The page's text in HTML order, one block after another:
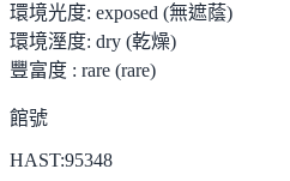
環境光度: exposed (無遮蔭)
環境溼度: dry (乾燥)
豐富度 : rare (rare)
館號
HAST:95348